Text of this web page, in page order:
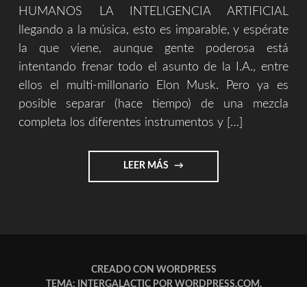
HUMANOS LA INTELIGENCIA ARTIFICIAL
llegando a la música, esto es imparable, y espérate
la que viene, aunque gente poderosa está
intentando frenar todo el asunto de la I.A., entre
ellos el multi-millonario Elon Musk. Pero ya es
posible separar (hace tiempo) de una mezcla
completa los diferentes instrumentos y […]
LEER MÁS "LA
INTELIGENCIA
CREADO CON WORDPRESS
TEMA: INTERGALACTIC POR WORDPRESS.COM.